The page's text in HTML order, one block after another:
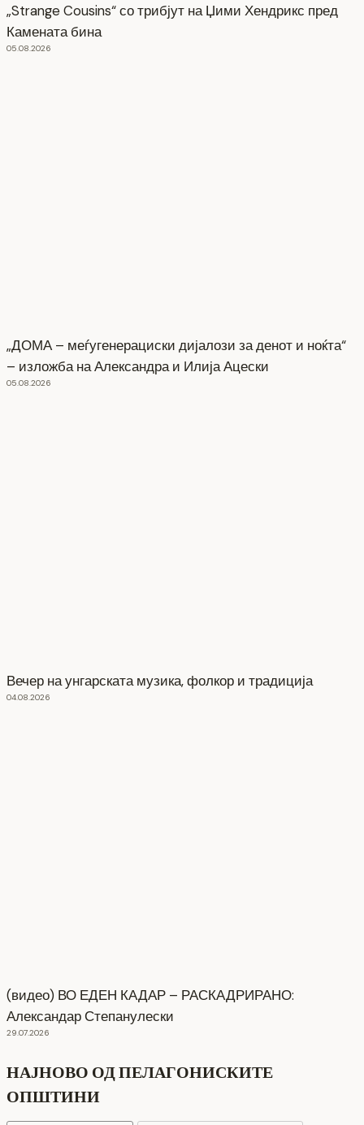
„Strange Cousins“ со трибјут на Џими Хендрикс пред
Камената бина
05.08.2026
„ДОМА – меѓугенерациски дијалози за денот и ноќта“
– изложба на Александра и Илија Ацески
05.08.2026
Вечер на унгарската музика, фолкор и традиција
04.08.2026
(видео) ВО ЕДЕН КАДАР – РАСКАДРИРАНО:
Александар Степанулески
29.07.2026
НАЈНОВО ОД ПЕЛАГОНИСКИТЕ
ОПШТИНИ